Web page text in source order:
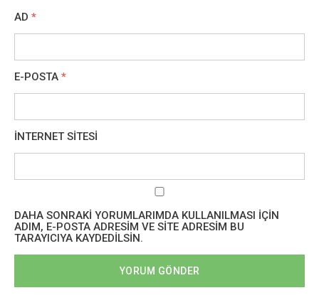
AD *
E-POSTA *
İNTERNET SITESI
DAHA SONRAKI YORUMLARIMDA KULLANILMASI IÇIN
ADIM, E-POSTA ADRESIM VE SITE ADRESIM BU
TARAYICIYA KAYDEDILSIN.